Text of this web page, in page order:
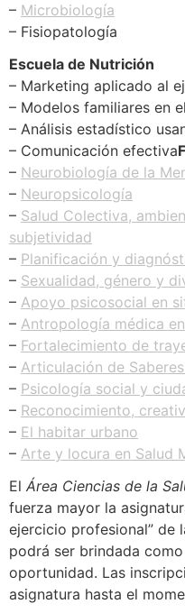
– Microbiología
– Fisiopatología
Escuela de Nutrición
– Marketing aplicado al
– Modelos familiares en
– Análisis estadístico
– Comunicación efectiva
– Neurobiología de la
– Neuropsicología
– Salud Colectiva,
subjetividad
– Planificación y
– Sexualidad, género y
– Apoyo psicosocial en
– Antropología médica
– Fortalecimiento de
– Articulación de
– Psicología social y
– Reconocimiento,
– El habitar urbano
– Arte y locura en Salud
El Área Ciencias de la
fuerza mayor la
ejercicio profesional” de
podrá ser brindada
oportunidad. Las
asignatura hasta el